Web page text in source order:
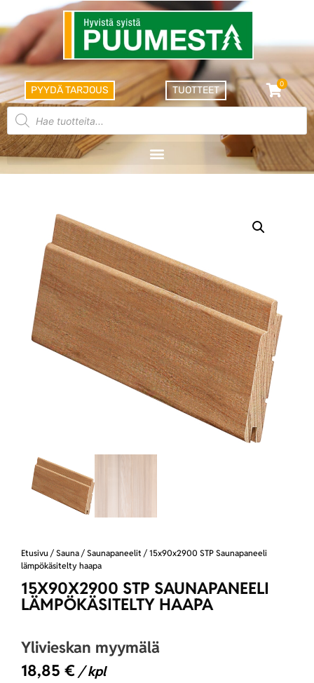
PYYDÄ TARJOUS TUOTTEET
0
Etusivu / Sauna / Saunapaneelit / 15x90x2900 STP Saunapaneeli
lämpökäsitelty haapa
15X90X2900 STP SAUNAPANEELI
LÄMPÖKÄSITELTY HAAPA
Ylivieskan myymälä
18,85 € / kpl